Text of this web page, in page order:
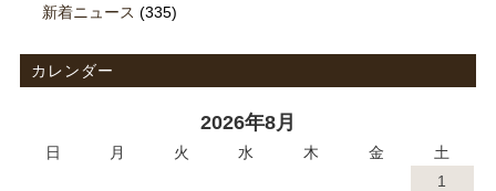
新着ニュース (335)
カレンダー
2026年8月
日 月 火 水 木 金
土
1